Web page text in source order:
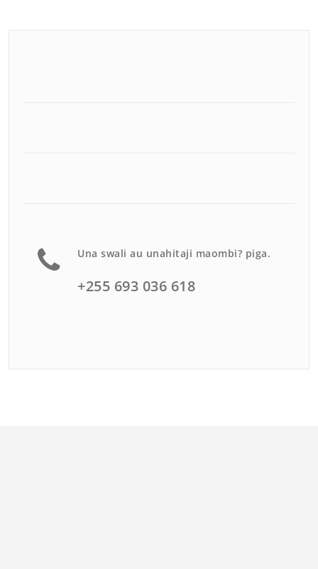
Una swali au unahitaji maombi? piga.
+255 693 036 618